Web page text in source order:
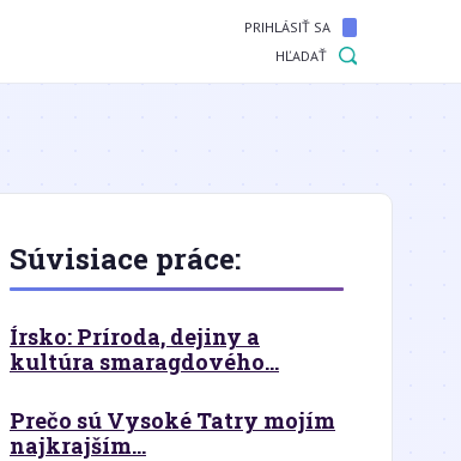
PRIHLÁSIŤ SA
HĽADAŤ
Súvisiace práce:
Írsko: Príroda, dejiny a
kultúra smaragdového...
Prečo sú Vysoké Tatry mojím
najkrajším...